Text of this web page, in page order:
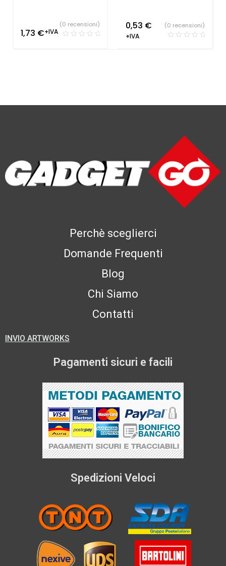
1,73 €+IVA
(0 recensioni) 0,53 €
+IVA
(0 recensioni)
Perchè sceglierci
Domande Frequenti
Blog
Chi Siamo
Contatti
INVIO ARTWORKS
Pagamenti sicuri e facili
Spedizioni Veloci